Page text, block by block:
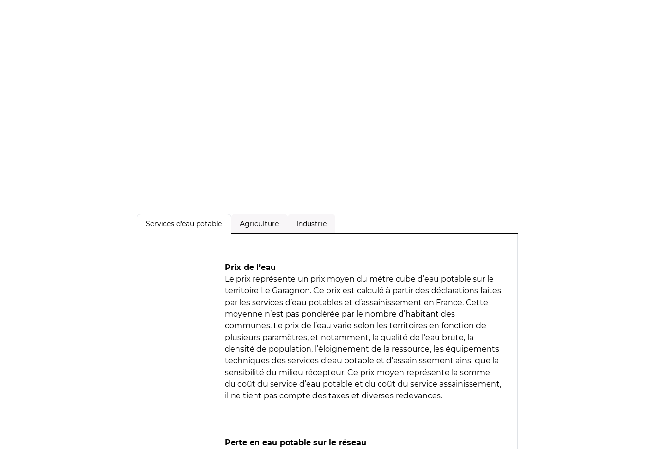
Services d'eau potable Agriculture Industrie
Prix de l’eau
Le prix représente un prix moyen du mètre cube d’eau potable sur le
territoire Le Garagnon. Ce prix est calculé à partir des déclarations faites
par les services d’eau potables et d’assainissement en France. Cette
moyenne n’est pas pondérée par le nombre d’habitant des
communes. Le prix de l’eau varie selon les territoires en fonction de
plusieurs paramètres, et notamment, la qualité de l’eau brute, la
densité de population, l’éloignement de la ressource, les équipements
techniques des services d’eau potable et d’assainissement ainsi que la
sensibilité du milieu récepteur. Ce prix moyen représente la somme
du coût du service d’eau potable et du coût du service assainissement,
il ne tient pas compte des taxes et diverses redevances.
Perte en eau potable sur le réseau